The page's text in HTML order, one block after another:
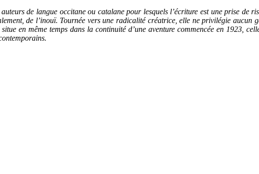
de langue occitane ou catalane pour lesquels l’écriture est une prise
de l’inouï. Tournée vers une radicalité créatrice, elle ne privilégie aucun
en même temps dans la continuité d’une aventure commencée en 1923,